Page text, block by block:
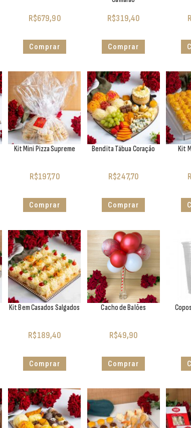
R$679,90
Comprar
R$319,40
Comprar
Kit Mini Pizza Supreme
R$197,70
Comprar
Bendita Tábua Coração
R$247,70
Comprar
Kit
Kit Bem Casados Salgados
R$189,40
Comprar
Cacho de Balões
R$49,90
Comprar